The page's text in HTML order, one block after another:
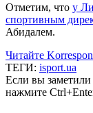
Отметим, что у
спортивным
Абидалем.
Читайте
ТЕГИ: isport.ua
Если вы
нажмите